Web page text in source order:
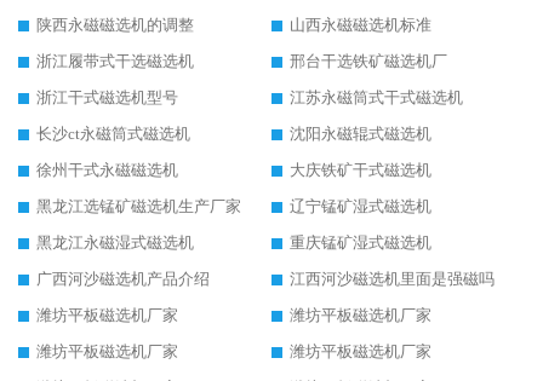
陕西永磁磁选机的调整
山西永磁磁选机标准
浙江履带式干选磁选机
邢台干选铁矿磁选机厂
浙江干式磁选机型号
江苏永磁筒式干式磁选机
长沙ct永磁筒式磁选机
沈阳永磁辊式磁选机
徐州干式永磁磁选机
大庆铁矿干式磁选机
黑龙江选锰矿磁选机生产厂家
辽宁锰矿湿式磁选机
黑龙江永磁湿式磁选机
重庆锰矿湿式磁选机
广西河沙磁选机产品介绍
江西河沙磁选机里面是强磁吗
潍坊平板磁选机厂家
潍坊平板磁选机厂家
潍坊平板磁选机厂家
潍坊平板磁选机厂家